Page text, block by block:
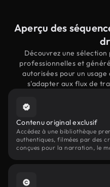
Aperçu des
Découvrez une
professionnelles et
autorisées pour un
s'adapter aux flux de
Contenu original exclusif
Accédez à une bibliothèque
authentiques, filmées par des
conçues pour la narration, le